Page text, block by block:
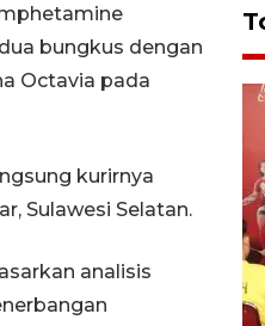
bungkus dengan
Octavia pada
kurirnya
Sulawesi Selatan.
analisis